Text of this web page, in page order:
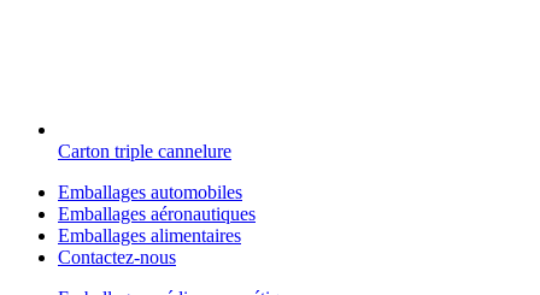
Carton triple cannelure
Emballages automobiles
Emballages aéronautiques
Emballages alimentaires
Contactez-nous